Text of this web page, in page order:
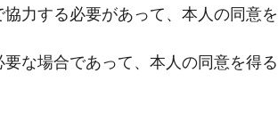
力する必要があって、本人の同意
な場合であって、本人の同意を得